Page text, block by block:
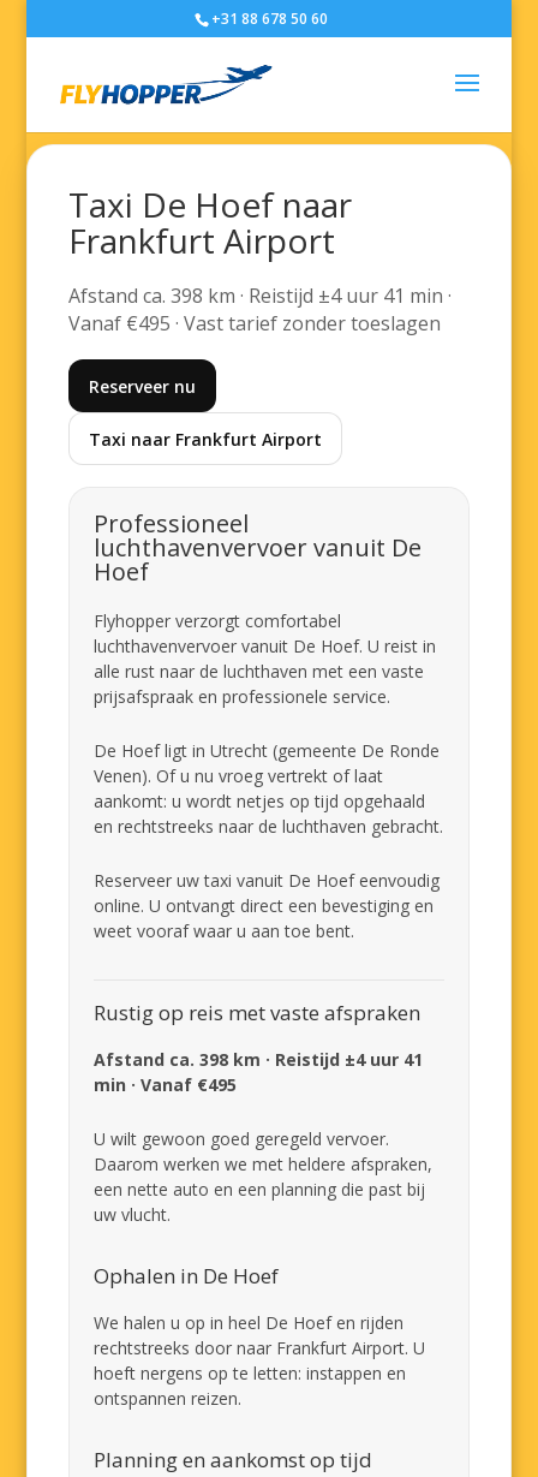
+31 88 678 50 60
Taxi De Hoef naar
Frankfurt Airport
Afstand ca. 398 km · Reistijd ±4 uur 41 min ·
Vanaf €495 · Vast tarief zonder toeslagen
Reserveer nu
Taxi naar Frankfurt Airport
Professioneel
luchthavenvervoer vanuit De
Hoef
Flyhopper verzorgt comfortabel
luchthavenvervoer vanuit De Hoef. U reist in
alle rust naar de luchthaven met een vaste
prijsafspraak en professionele service.
De Hoef ligt in Utrecht (gemeente De Ronde
Venen). Of u nu vroeg vertrekt of laat
aankomt: u wordt netjes op tijd opgehaald
en rechtstreeks naar de luchthaven gebracht.
Reserveer uw taxi vanuit De Hoef eenvoudig
online. U ontvangt direct een bevestiging en
weet vooraf waar u aan toe bent.
Rustig op reis met vaste afspraken
Afstand ca. 398 km · Reistijd ±4 uur 41
min · Vanaf €495
U wilt gewoon goed geregeld vervoer.
Daarom werken we met heldere afspraken,
een nette auto en een planning die past bij
uw vlucht.
Ophalen in De Hoef
We halen u op in heel De Hoef en rijden
rechtstreeks door naar Frankfurt Airport. U
hoeft nergens op te letten: instappen en
ontspannen reizen.
Planning en aankomst op tijd